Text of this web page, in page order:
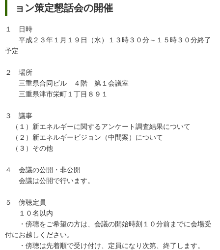
ョン策定懇話会の開催
１ 日時
平成２３年１月１９日（水）１３時３０分～１５時３０分終了
予定
２ 場所
三重県合同ビル ４階 第１会議室
三重県津市栄町１丁目８９１
３ 議事
（１）新エネルギーに関するアンケート調査結果について
（２）新エネルギービジョン（中間案）について
（３）その他
４ 会議の公開・非公開
会議は公開で行います。
５ 傍聴定員
１０名以内
・傍聴をご希望の方は、会議の開始時刻１０分前までに会場受
付にお越しください。
・傍聴は先着順で受け付け、定員になり次第、終了します。